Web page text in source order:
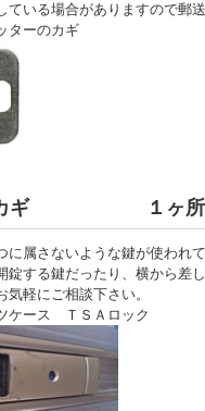
ている場合がありますので郵
ターのカギ
殊なカギ １
に属さないような鍵が使われ
錠する鍵だったり、横から差
軽にご相談下さい。
ケース ＴＳＡロック